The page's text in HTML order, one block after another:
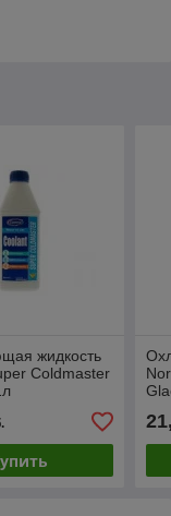
жидкость
Coldmaster